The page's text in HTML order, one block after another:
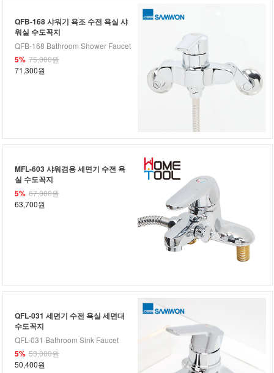
QFB-168 샤워기 욕조 수전 욕실 샤
워실 수도꼭지
QFB-168 Bathroom Shower Faucet
5% 75,000원
71,300원
MFL-603 샤워겸용 세면기 수전 욕
실 수도꼭지
5% 67,000원
63,700원
QFL-031 세면기 수전 욕실 세면대
수도꼭지
QFL-031 Bathroom Sink Faucet
5% 53,000원
50,400원